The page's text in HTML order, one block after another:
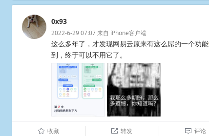
0x93
2022-6-29 07:07来自 iPhone客户端
这么多年了，才发现网易云原来有这么屌的一个功能
到，终于可以不用它了。 ​​​​
û 收藏  转发  评论